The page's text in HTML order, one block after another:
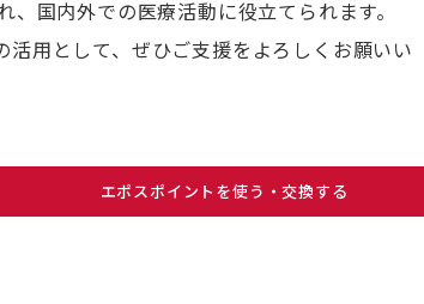
国内外での医療活動に役立てられます。
用として、ぜひご支援をよろしくお願いい
エポスポイントを使う・交換する